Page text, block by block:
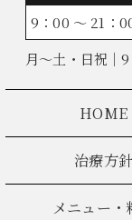
9：00 ～ 21：
月～土・日祝｜
HOME
治療方針
メニュー・